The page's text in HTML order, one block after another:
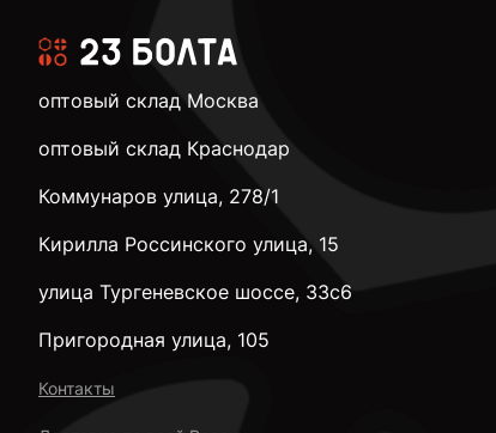
оптовый склад Москва
оптовый склад Краснодар
Коммунаров улица, 278/1
Кирилла Россинского улица, 15
улица Тургеневское шоссе, 33с6
Пригородная улица, 105
Контакты